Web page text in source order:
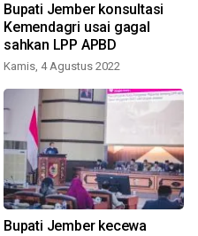
Bupati Jember konsultasi
Kemendagri usai gagal
sahkan LPP APBD
Kamis, 4 Agustus 2022
Bupati Jember kecewa